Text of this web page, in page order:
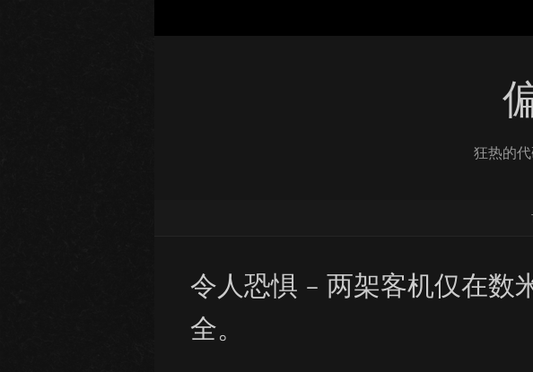
狂热的
令人恐惧 – 两架客机仅在数
全。